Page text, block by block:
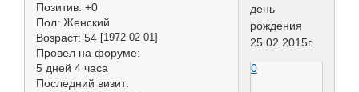
Позитив: +0
Пол: Женский
Возраст: 54 [1972-02-01]
Провел на форуме:
5 дней 4 часа
Последний визит:
день
рождения
25.02.2015г.
0